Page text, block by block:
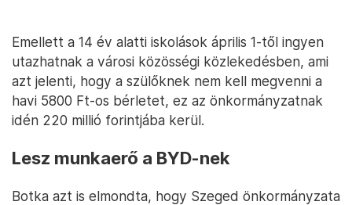
Emellett a 14 év alatti iskolások április 1-től ingyen
utazhatnak a városi közösségi közlekedésben, ami
azt jelenti, hogy a szülőknek nem kell megvenni a
havi 5800 Ft-os bérletet, ez az önkormányzatnak
idén 220 millió forintjába kerül.
Lesz munkaerő a BYD-nek
Botka azt is elmondta, hogy Szeged önkormányzata